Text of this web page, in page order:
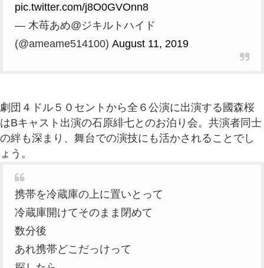
pic.twitter.com/j8O0GVOnn8
— 木苺あめ@ジキルトハイド
(@ameame514100) August 11, 2019
劇団４ドル５０セントから全６公演に出演する國森桜
はBキャスト出演の石原緋七とのお泊り会。共演者同士
の絆も深まり、舞台での演技にも活かされることでし
ょう。
携帯を冷蔵庫の上に置いとって
冷蔵庫開けてそのまま閉めて
数分後
あれ携帯どこだっけって